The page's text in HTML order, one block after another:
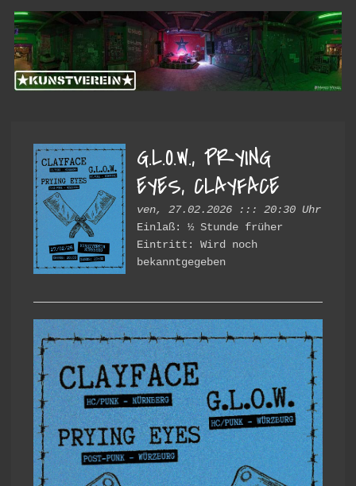
Passer
navigation
principale
Passer
contenu
principal
Kunstverein
Hintere
Cramergasse
G.L.O.W., PRYING
EYES, CLAYFACE
ven, 27.02.2026 ::: 20:30 Uhr
Einlaß: ½ Stunde früher
Eintritt: Wird noch
bekanntgegeben